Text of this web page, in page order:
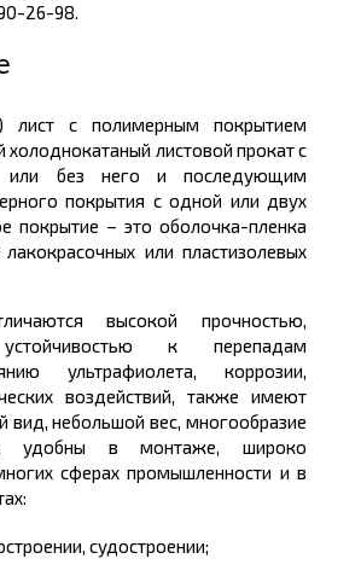
26-98.
лист с полимерным покрытием
холоднокатаный листовой прокат с
или без него и последующим
покрытия с одной или двух
покрытие – это оболочка-пленка
или пластизолевых
высокой прочностью,
устойчивостью к перепадам
ультрафиолета, коррозии,
воздействий, также имеют
вид, небольшой вес, многообразие
удобны в монтаже, широко
сферах промышленности и в
судостроении;